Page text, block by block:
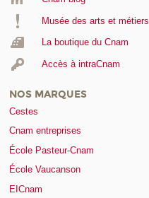
Musée des arts et métiers
La boutique du Cnam
Accès à intraCnam
NOS MARQUES
Cestes
Cnam entreprises
École Pasteur-Cnam
École Vaucanson
EICnam